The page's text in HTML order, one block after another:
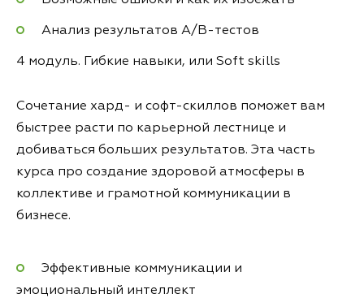
Анализ результатов А/B-тестов
4 модуль. Гибкие навыки, или Soft skills
Сочетание хард- и софт-скиллов поможет вам
быстрее расти по карьерной лестнице и
добиваться больших результатов. Эта часть
курса про создание здоровой атмосферы в
коллективе и грамотной коммуникации в
бизнесе.
Эффективные коммуникации и
эмоциональный интеллект